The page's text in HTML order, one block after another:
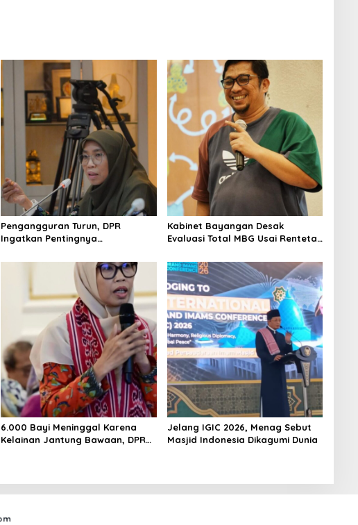
Pengangguran Turun, DPR
Ingatkan Pentingnya
Layak
Kabinet Bayangan Desak
Evaluasi Total MBG Usai Rentetan
6.000 Bayi Meninggal Karena
Kelainan Jantung Bawaan, DPR
Jelang IGIC 2026, Menag Sebut
Masjid Indonesia Dikagumi Dunia